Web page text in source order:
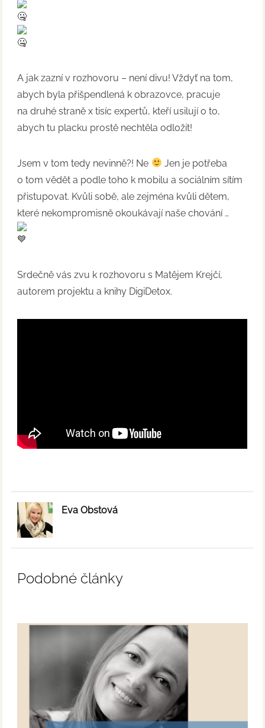
A jak zazní v rozhovoru – není divu! Vždyť na tom,
abych byla přišpendlená k obrazovce, pracuje
na druhé straně x tisíc expertů, kteří usilují o to,
abych tu placku prostě nechtěla odložit!
Jsem v tom tedy nevinně?! Ne
Jen je potřeba
o tom vědět a podle toho k mobilu a sociálním sítím
přistupovat. Kvůli sobě, ale zejména kvůli dětem,
které nekompromisně okoukávají naše chování …
Srdečně vás zvu k rozhovoru s Matějem Krejčí,
autorem projektu a knihy DigiDetox.
Eva Obstová
Podobné články